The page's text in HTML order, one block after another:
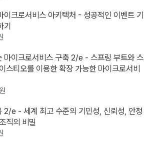
이크로서비스 아키텍처 - 성공적인 이벤트 기
기
마이크로서비스 구축 2/e - 스프링 부트와 스
스티오를 이용한 확장 가능한 마이크로서비
원
2/e - 세계 최고 수준의 기민성, 신뢰성, 안정
직의 비밀